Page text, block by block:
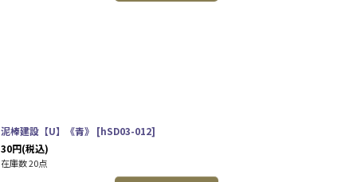
泥棒建設【U】《青》 [hSD03-012]
30円(税込)
在庫数 20点